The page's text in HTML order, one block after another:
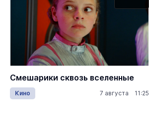
Смешарики сквозь вселенные
Кино 7 августа 11:25